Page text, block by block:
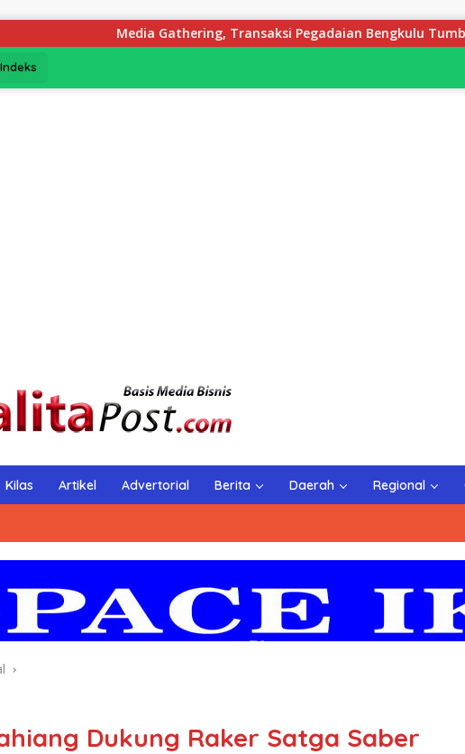
Gathering, Transaksi Pegadaian Bengkulu Tumbuh Pesat, Naik
Indeks
Kilas Artikel Advertorial Berita Daerah Regional
Dukung Raker Satga Saber